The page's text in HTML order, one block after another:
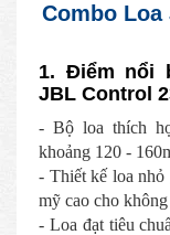
Combo
1. Điểm nổi
JBL Control
- Bộ loa thích
khoảng 120 -
- Thiết kế loa nhỏ
mỹ cao cho
- Loa đạt tiêu